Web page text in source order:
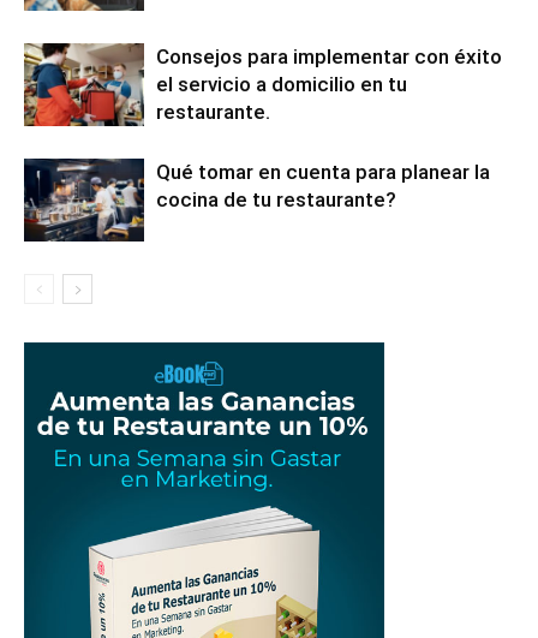
Consejos para implementar con éxito
el servicio a domicilio en tu
restaurante.
Qué tomar en cuenta para planear la
cocina de tu restaurante?